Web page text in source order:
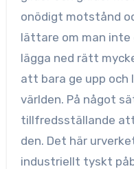
onödigt motstånd
lättare om man inte
lägga ned rätt
att bara ge upp
världen. På något
tillfredsställande
den. Det här
industriellt tyskt